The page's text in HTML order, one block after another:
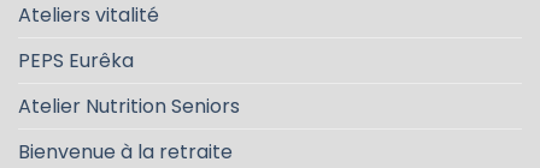
Ateliers vitalité
PEPS Eurêka
Atelier Nutrition Seniors
Bienvenue à la retraite